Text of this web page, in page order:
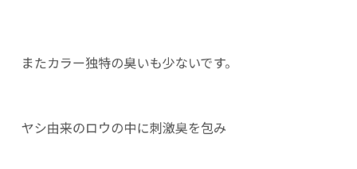
またカラー独特の臭いも少ないです。
ヤシ由来のロウの中に刺激臭を包み